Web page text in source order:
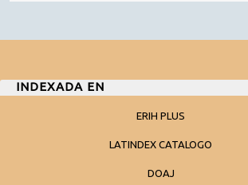
INDEXADA EN
ERIH PLUS
LATINDEX CATALOGO
DOAJ